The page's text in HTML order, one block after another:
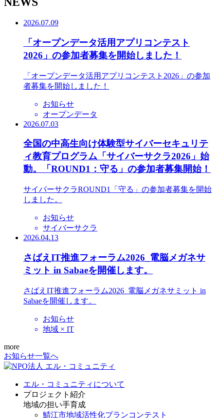
2026.07.09
「オープンデータ活用アプリコンテスト
2026」の参加者募集を開始しました！
「オープンデータ活用アプリコンテスト2026」の参加
者募集を開始しました！
お知らせ
オープンデータ
2026.07.03
全国の中高生向け体験型サイバーセキュリテ
ィ教育プログラム「サイバーサクラ2026」始
動。「ROUND1：守る」の参加者募集開始！
サイバーサクラROUND1「守る」の参加者募集を開始
しました。
お知らせ
サイバーサクラ
2026.04.13
さばえIT推進フォーラム2026_電脳メガネサ
ミット in Sabaeを開催します。
さばえIT推進フォーラム2026_電脳メガネサミット in
Sabaeを開催します。
お知らせ
地域 × IT
more
お知らせ一覧へ
エル・コミュニティについて
プロジェクト紹介
地域の担い手育成
鯖江市地域活性化プランコンテスト